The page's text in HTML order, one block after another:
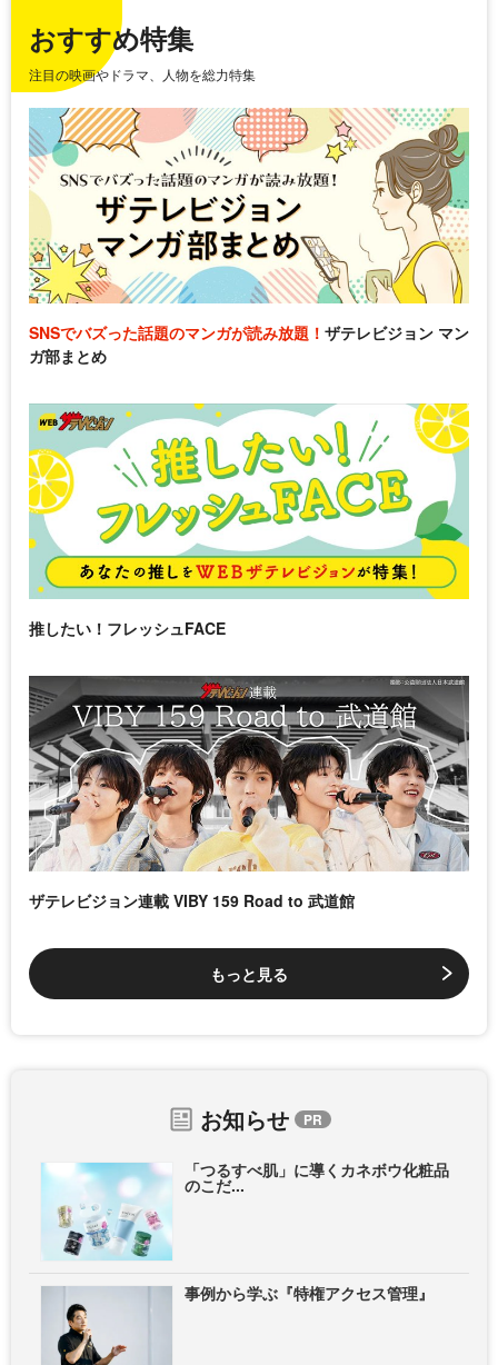
おすすめ特集
注目の映画やドラマ、人物を総力特集
SNSでバズった話題のマンガが読み放題！ ザテレビジョン マン
ガ部まとめ
推したい！フレッシュFACE
ザテレビジョン連載 VIBY 159 Road to 武道館
もっと見る
お知らせ
「つるすべ肌」に導くカネボウ化粧品
のこだ...
事例から学ぶ『特権アクセス管理』